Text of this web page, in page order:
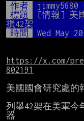
作者
標題
[情報] 美
損42架
時間
Wed May
https://x.com/
802191
美國國會研究處的
列舉42架在美軍今
器